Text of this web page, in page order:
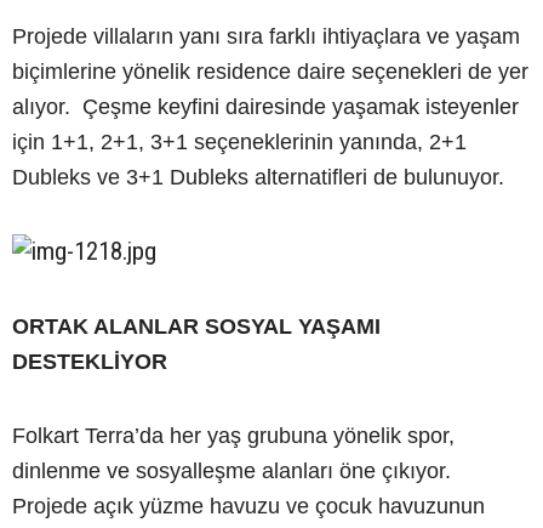
Projede villaların yanı sıra farklı ihtiyaçlara ve yaşam
biçimlerine yönelik residence daire seçenekleri de yer
alıyor. Çeşme keyfini dairesinde yaşamak isteyenler
için 1+1, 2+1, 3+1 seçeneklerinin yanında, 2+1
Dubleks ve 3+1 Dubleks alternatifleri de bulunuyor.
ORTAK ALANLAR SOSYAL YAŞAMI
DESTEKLİYOR
Folkart Terra’da her yaş grubuna yönelik spor,
dinlenme ve sosyalleşme alanları öne çıkıyor.
Projede açık yüzme havuzu ve çocuk havuzunun